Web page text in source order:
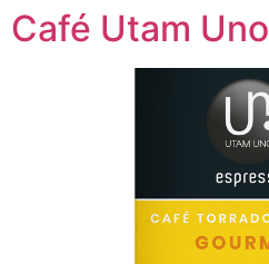
Café Utam